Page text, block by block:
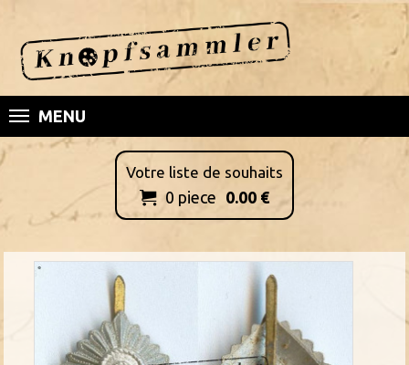
MENU
Votre liste de souhaits
 0 piece 0.00 €